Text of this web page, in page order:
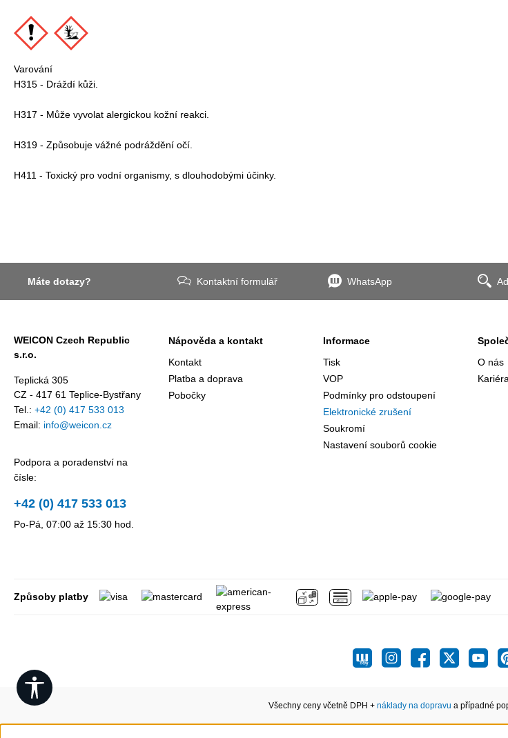
Varování
H315 - Dráždí kůži.
H317 - Může vyvolat alergickou kožní reakci.
H319 - Způsobuje vážné podráždění očí.
H411 - Toxický pro vodní organismy, s dlouhodobými účinky.
Máte dotazy? Kontaktní formulář WhatsApp
WEICON Czech Republic
s.r.o.
Teplická 305
CZ - 417 61 Teplice-Bystřany
Tel.: +42 (0) 417 533 013
Email: info@weicon.cz
Podpora a poradenství na
čísle:
+42 (0) 417 533 013
Po-Pá, 07:00 až 15:30 hod.
Nápověda a kontakt
Kontakt
Platba a doprava
Pobočky
Informace
Tisk
VOP
Podmínky pro odstoupení
Elektronické zrušení
Soukromí
Nastavení souborů cookie
O nás
Kariéra
Způsoby platby
Všechny ceny včetně DPH + náklady na dopravu a případné
Show toolbar